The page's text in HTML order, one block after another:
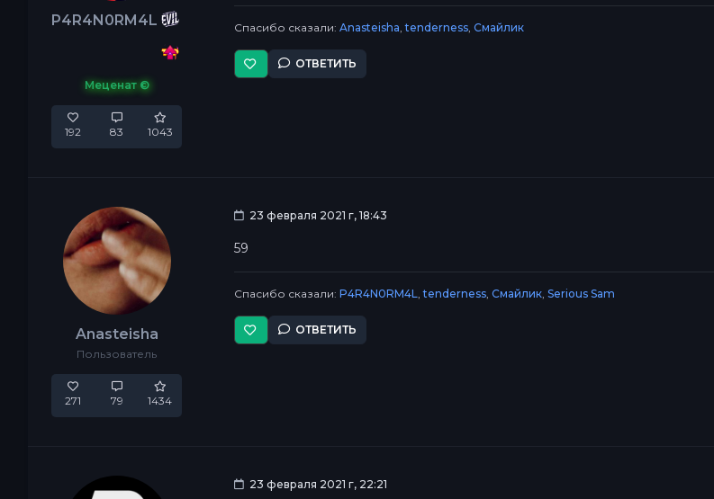
P4R4N0RM4L
Меценат ©
192 83 1043
Спасибо сказали:Anasteisha,tenderness,Смайлик
ОТВЕТИТЬ
Anasteisha
Пользователь
271 79 1434
23 февраля 2021 г, 18:43
59
Спасибо сказали:P4R4N0RM4L,tenderness,Смайлик,Serious Sam
ОТВЕТИТЬ
23 февраля 2021 г, 22:21